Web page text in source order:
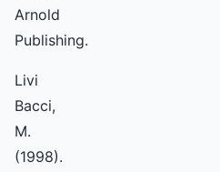
Arnold
Publishing.
Livi
Bacci,
M.
(1998).